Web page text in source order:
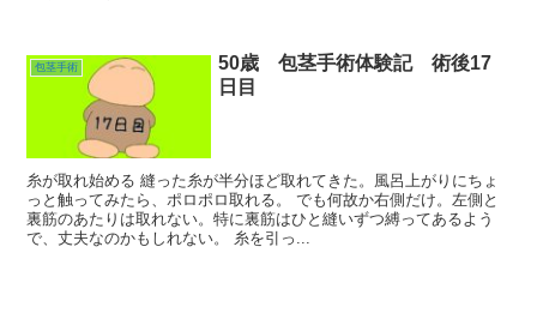
包茎手術
50歳 包茎手術体験記 術後17
日目
糸が取れ始める 縫った糸が半分ほど取れてきた。風呂上がりにちょ
っと触ってみたら、ポロポロ取れる。 でも何故か右側だけ。左側と
裏筋のあたりは取れない。特に裏筋はひと縫いずつ縛ってあるよう
で、丈夫なのかもしれない。 糸を引っ...